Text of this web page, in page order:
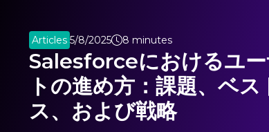
Articles 5/8/2025 8 minutes
Salesforceにおけるユー
トの進め方：課題、ベ
ス、および戦略